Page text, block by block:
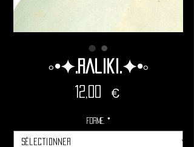
◦•✦.Raliki.✦•◦
12,00 €Prix
Forme. *